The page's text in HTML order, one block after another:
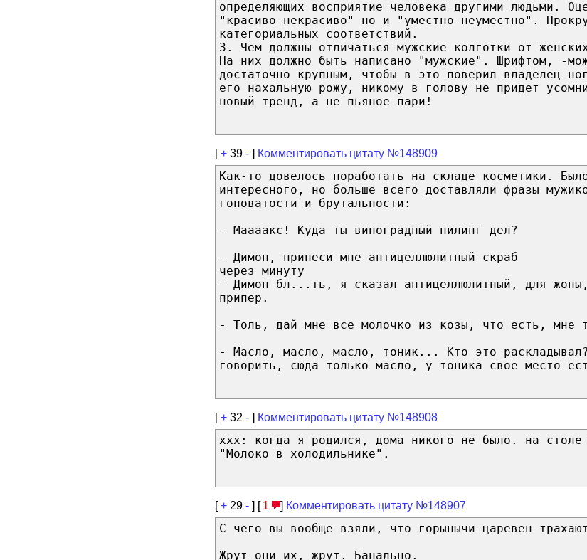
определяющих восприятие человека другими людьми.
"красиво-некрасиво" но и "уместно-неуместно".
категориальных соответствий.
3. Чем должны отличаться мужские колготки от
На них должно быть написано "мужские". Шрифтом, -
достаточно крупным, чтобы в это поверил владелец
его нахальную рожу, никому в голову не придет
новый тренд, а не пьяное пари!
[+ 39 - ] Комментировать цитату №148909
Как-то довелось поработать на складе косметики.
интересного, но больше всего доставляли фразы
гоповатости и брутальности:
- Маааакс! Куда ты виноградный пилинг дел?
- Димон, принеси мне антицеллюлитный скраб
через минуту
- Димон бл...ть, я сказал антицеллюлитный, для
припер.
- Толь, дай мне все молочко из козы, что есть, мне
- Масло, масло, масло, тоник... Кто это
говорить, сюда только масло, у тоника свое место
[+ 32 - ] Комментировать цитату №148908
xxx: когда я родился, дома никого не было. на столе
"Молоко в холодильнике".
[+ 29 - ] [ 1 ] Комментировать цитату №148907
С чего вы вообще взяли, что горынычи царевен
Жрут они их, жрут. Банально.